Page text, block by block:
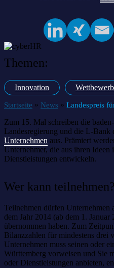
Themen:
Innovation Wettbewerb
Startseite » News » Landespreis
Zum 15. Mal schreiben die
Landesregierung und die L‑Bank
Unternehmen aus. Prämiert
Unternehmer, die aus ihren
Dienstleistungen entwickeln.
Wer kann teilnehmen?
Teilnehmen dürfen Unternehmen
dem Jahr 2014 (ab dem 1. Januar
übernommen haben. Zum
Bilanzzahlen für mindestens drei
Unternehmen muss seinen oder
Württemberg vorweisen und Sie
oder Dienstleistungen anbieten,